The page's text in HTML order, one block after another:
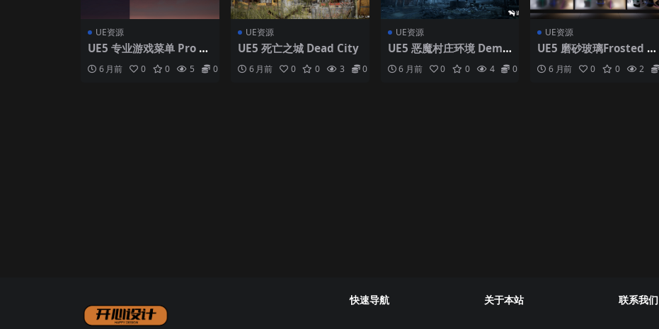
UE资源
UE5 专业游戏菜单 Pro G
6 月前 0 0 5 0
UE资源
UE5 死亡之城 Dead City
6 月前 0 0 3 0
UE资源
UE5 恶魔村庄环境 Demo
nic Village Environme
nt6 月前 0 0 4 0
UE资源
UE5 磨砂玻璃Frosted Gl
6 月前 0 0 2
快速导航 关于本站 联系我们